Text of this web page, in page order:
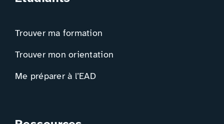
Trouver ma formation
Trouver mon orientation
Me préparer à l’EAD